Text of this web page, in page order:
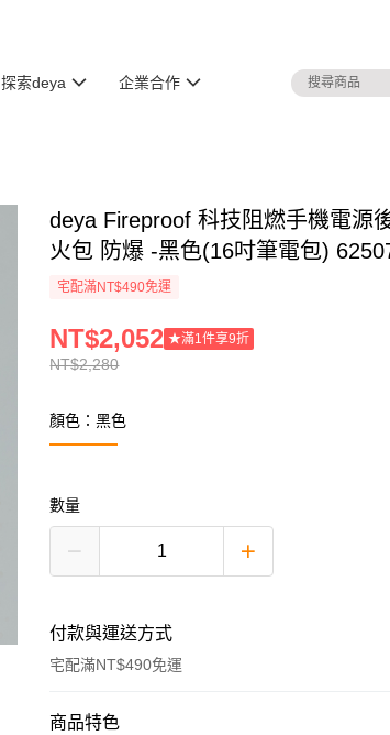
探索deya 企業合作
deya Fireproof 科技阻燃手機電源
火包 防爆 -黑色(16吋筆電包)
宅配滿NT$490免運
NT$2,280
NT$2,052 ★滿1件享9折
顏色：黑色
數量
付款與運送方式
宅配滿NT$490免運
付款方式
商品特色